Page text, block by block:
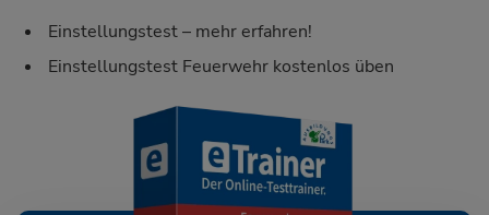
Einstellungstest – mehr erfahren!
Einstellungstest Feuerwehr kostenlos üben